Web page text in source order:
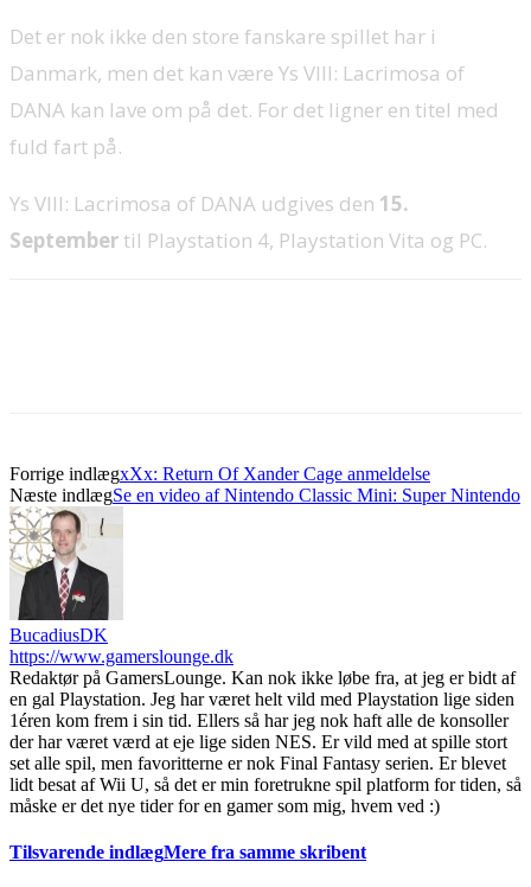
Det er nok ikke den store fanskare spillet har i
Danmark, men det kan være Ys VIII: Lacrimosa of
DANA kan lave om på det. For det ligner en titel med
fuld fart på.
Ys VIII: Lacrimosa of DANA udgives den 15.
September til Playstation 4, Playstation Vita og PC.
Forrige indlægxXx: Return Of Xander Cage anmeldelse
Næste indlægSe en video af Nintendo Classic Mini: Super Nintendo
BucadiusDK
https://www.gamerslounge.dk
Redaktør på GamersLounge. Kan nok ikke løbe fra, at jeg er bidt af
en gal Playstation. Jeg har været helt vild med Playstation lige siden
1éren kom frem i sin tid. Ellers så har jeg nok haft alle de konsoller
der har været værd at eje lige siden NES. Er vild med at spille stort
set alle spil, men favoritterne er nok Final Fantasy serien. Er blevet
lidt besat af Wii U, så det er min foretrukne spil platform for tiden, så
måske er det nye tider for en gamer som mig, hvem ved :)
Tilsvarende indlægMere fra samme skribent